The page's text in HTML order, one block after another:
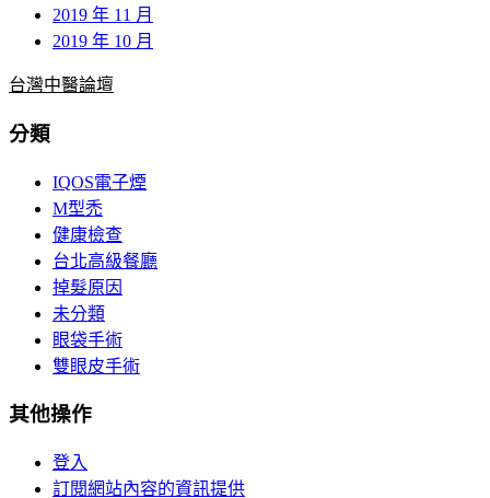
2019 年 11 月
2019 年 10 月
台灣中醫論壇
分類
IQOS電子煙
M型禿
健康檢查
台北高級餐廳
掉髮原因
未分類
眼袋手術
雙眼皮手術
其他操作
登入
訂閱網站內容的資訊提供